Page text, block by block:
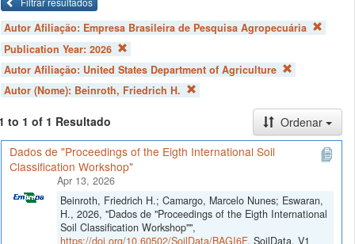
Autor Afiliação: Empresa Brasileira de Pesquisa Agropecuária
Publication Year: 2026
Autor Afiliação: United States Department of Agriculture
Autor (Nome): Beinroth, Friedrich H.
to 1 of 1 Resultado
Ordenar
Dados de "Proceedings of the Eigth International Soil
Classification Workshop"
Apr 13, 2026
Beinroth, Friedrich H.; Camargo, Marcelo Nunes; Eswaran,
H., 2026, "Dados de "Proceedings of the Eigth International
Soil Classification Workshop"",
https://doi.org/10.60502/SoilData/BAGI6F, SoilData, V1